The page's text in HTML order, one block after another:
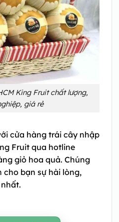
King Fruit chất lượng,
giá rẻ
cửa hàng trái cây nhập
Fruit qua hotline
giỏ hoa quả. Chúng
cho bạn sự hài lòng,